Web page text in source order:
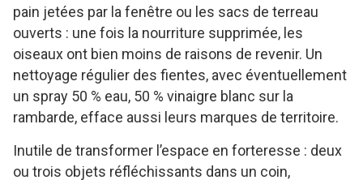
pain jetées par la fenêtre ou les sacs de terreau
ouverts : une fois la nourriture supprimée, les
oiseaux ont bien moins de raisons de revenir. Un
nettoyage régulier des fientes, avec éventuellement
un spray 50 % eau, 50 % vinaigre blanc sur la
rambarde, efface aussi leurs marques de territoire.
Inutile de transformer l’espace en forteresse : deux
ou trois objets réfléchissants dans un coin,